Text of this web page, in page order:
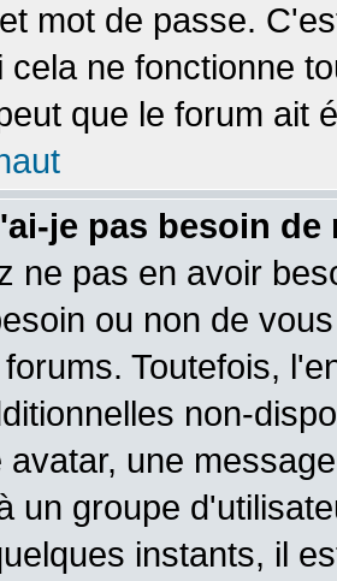
mot de passe.
cela ne fonctionne
que le forum ait
je pas besoin de
ne pas en avoir
ou non de
Toutefois,
non-
avatar, une
un groupe
instants, il